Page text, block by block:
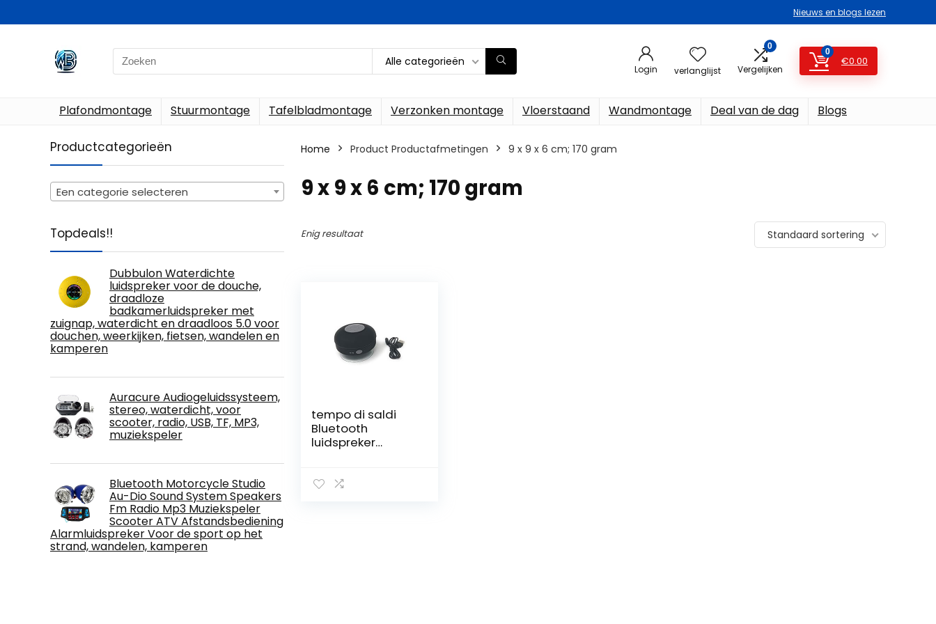
Nieuws en blogs lezen
Search
for:
Alle categorieën
Login verlanglijst
0
Vergelijken
0
€0.00
Plafondmontage Stuurmontage Tafelbladmontage Verzonken montage Vloerstaand Wandmontage Deal van de dag Blogs
Productcategorieën
Een categorie selecteren
Topdeals!!
Dubbulon Waterdichte
luidspreker voor de douche,
draadloze
badkamerluidspreker met
zuignap, waterdicht en draadloos 5.0 voor
douchen, weerkijken, fietsen, wandelen en
kamperen
Auracure Audiogeluidssysteem,
stereo, waterdicht, voor
scooter, radio, USB, TF, MP3,
muziekspeler
Bluetooth Motorcycle Studio
Au-Dio Sound System Speakers
Fm Radio Mp3 Muziekspeler
Scooter ATV Afstandsbediening
Alarmluidspreker Voor de sport op het
strand, wandelen, kamperen
Home Product Productafmetingen ‎9 x 9 x 6 cm; 170 gram
‎9 x 9 x 6 cm; 170 gram
Enig resultaat Standaard sortering
tempo di saldi
Bluetooth
luidspreker
luidspreker stereo